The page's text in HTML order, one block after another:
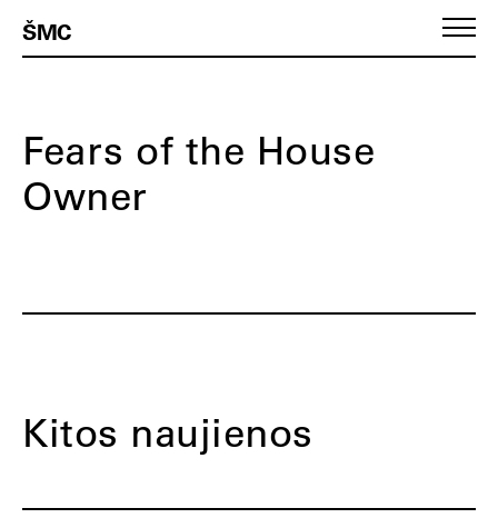
ŠMC
Fears of the House
Owner
Kitos naujienos